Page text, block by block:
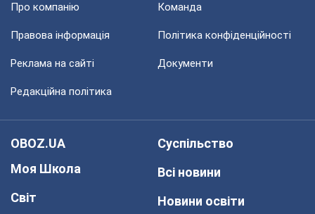
Про компанію Команда
Правова інформація Політика конфіденційності
Реклама на сайті Документи
Редакційна політика
OBOZ.UA
Моя Школа
Світ
Суспільство
Всі новини
Новини освіти